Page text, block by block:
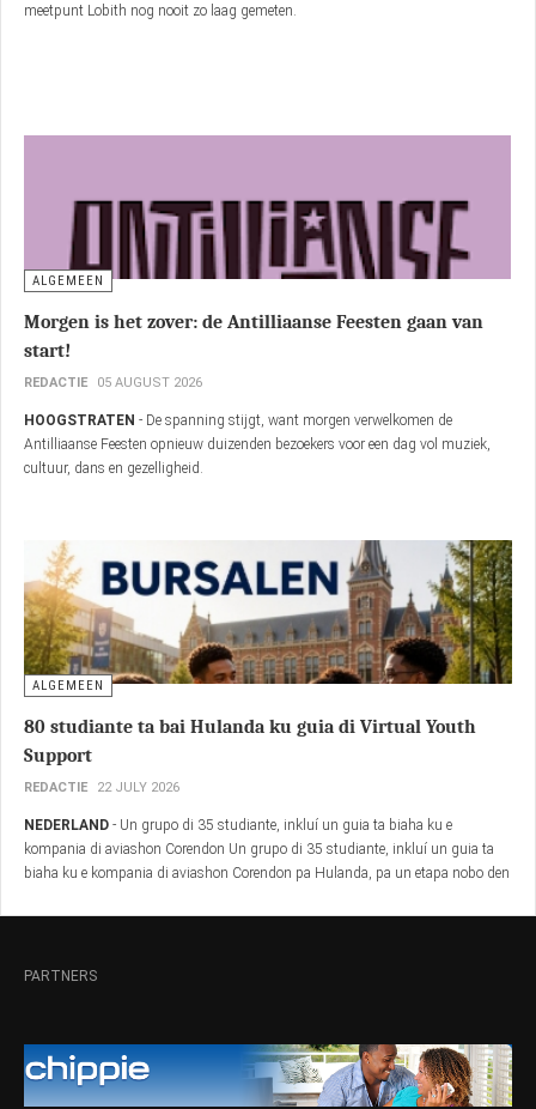
meetpunt Lobith nog nooit zo laag gemeten.
ALGEMEEN
Morgen is het zover: de Antilliaanse Feesten gaan van
start!
REDACTIE 05 AUGUST 2026
HOOGSTRATEN - De spanning stijgt, want morgen verwelkomen de
Antilliaanse Feesten opnieuw duizenden bezoekers voor een dag vol muziek,
cultuur, dans en gezelligheid.
ALGEMEEN
80 studiante ta bai Hulanda ku guia di Virtual Youth
Support
REDACTIE 22 JULY 2026
NEDERLAND - Un grupo di 35 studiante, inkluí un guia ta biaha ku e
kompania di aviashon Corendon Un grupo di 35 studiante, inkluí un guia ta
biaha ku e kompania di aviashon Corendon pa Hulanda, pa un etapa nobo den
PARTNERS